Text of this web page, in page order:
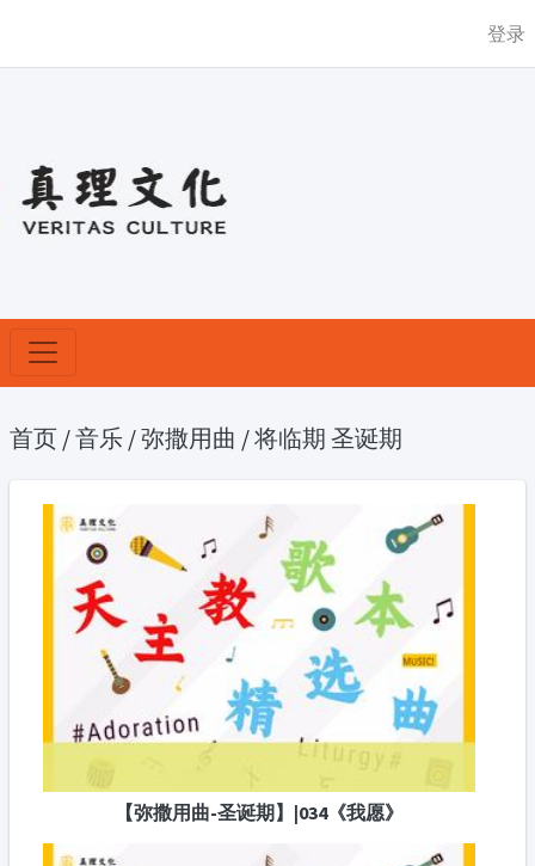
登录
首页 /音乐 /弥撒用曲 /将临期 圣诞期
【弥撒用曲-圣诞期】|034《我愿》